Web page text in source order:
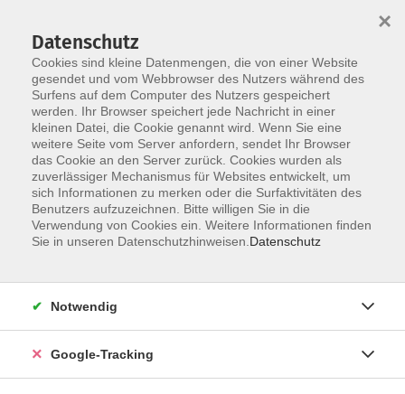
Skip to main content
Der Kurs konnte nicht gefunden werden.
Datenschutz
Cookies sind kleine Datenmengen, die von einer Website
gesendet und vom Webbrowser des Nutzers während des
Surfens auf dem Computer des Nutzers gespeichert
werden. Ihr Browser speichert jede Nachricht in einer
kleinen Datei, die Cookie genannt wird. Wenn Sie eine
weitere Seite vom Server anfordern, sendet Ihr Browser
das Cookie an den Server zurück. Cookies wurden als
zuverlässiger Mechanismus für Websites entwickelt, um
sich Informationen zu merken oder die Surfaktivitäten des
Benutzers aufzuzeichnen. Bitte willigen Sie in die
Verwendung von Cookies ein. Weitere Informationen finden
Sie in unseren Datenschutzhinweisen. Datenschutz
×
Notwendig
Google-Tracking